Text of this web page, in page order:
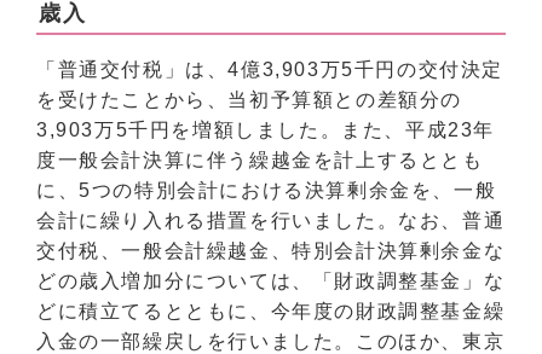
歳入
「普通交付税」は、4億3,903万5千円の交付決定
を受けたことから、当初予算額との差額分の
3,903万5千円を増額しました。また、平成23年
度一般会計決算に伴う繰越金を計上するととも
に、5つの特別会計における決算剰余金を、一般
会計に繰り入れる措置を行いました。なお、普通
交付税、一般会計繰越金、特別会計決算剰余金な
どの歳入増加分については、「財政調整基金」な
どに積立てるとともに、今年度の財政調整基金繰
入金の一部繰戻しを行いました。このほか、東京